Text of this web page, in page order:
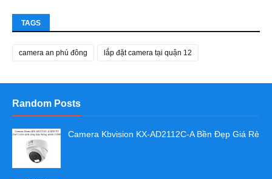
TAGS
camera an phú đông lắp đặt camera tại quận 12
Random Posts
Camera Kbvision KX-AD2112C-A Bền Đẹp Giá Rẻ